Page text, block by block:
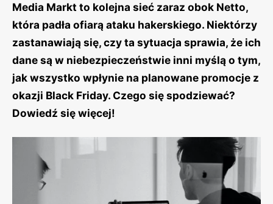
Media Markt to kolejna sieć zaraz obok Netto,
która padła ofiarą ataku hakerskiego. Niektórzy
zastanawiają się, czy ta sytuacja sprawia, że ich
dane są w niebezpieczeństwie inni myślą o tym,
jak wszystko wpłynie na planowane promocje z
okazji Black Friday. Czego się spodziewać?
Dowiedź się więcej!